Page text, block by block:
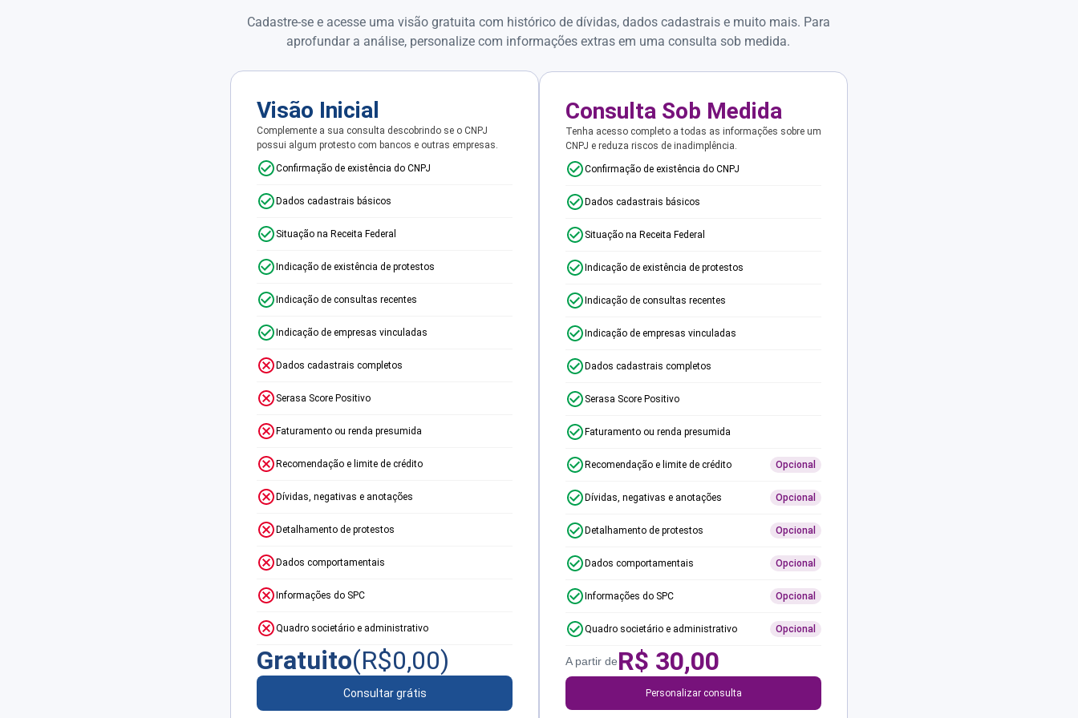
Cadastre-se e acesse uma visão gratuita com histórico de dívidas, dados cadastrais e muito mais. Para
aprofundar a análise, personalize com informações extras em uma consulta sob medida.
Visão Inicial
Complemente a sua consulta descobrindo se o CNPJ
possui algum protesto com bancos e outras empresas.
Confirmação de existência do CNPJ
Dados cadastrais básicos
Situação na Receita Federal
Indicação de existência de protestos
Indicação de consultas recentes
Indicação de empresas vinculadas
Dados cadastrais completos
Serasa Score Positivo
Faturamento ou renda presumida
Recomendação e limite de crédito
Dívidas, negativas e anotações
Detalhamento de protestos
Dados comportamentais
Informações do SPC
Quadro societário e administrativo
Gratuito(R$0,00)
Consultar grátis
Consulta Sob Medida
Tenha acesso completo a todas as informações sobre um
CNPJ e reduza riscos de inadimplência.
Confirmação de existência do CNPJ
Dados cadastrais básicos
Situação na Receita Federal
Indicação de existência de protestos
Indicação de consultas recentes
Indicação de empresas vinculadas
Dados cadastrais completos
Serasa Score Positivo
Faturamento ou renda presumida
Recomendação e limite de crédito Opcional
Dívidas, negativas e anotações Opcional
Detalhamento de protestos Opcional
Dados comportamentais Opcional
Informações do SPC Opcional
Quadro societário e administrativo Opcional
A partir deR$ 30,00
Personalizar consulta